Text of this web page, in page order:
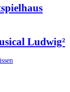
Ludwig²